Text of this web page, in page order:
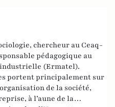
chercheur au Ceaq-
pédagogique au
industrielle (Ermatel).
portent principalement sur
de la société,
à l’aune de la